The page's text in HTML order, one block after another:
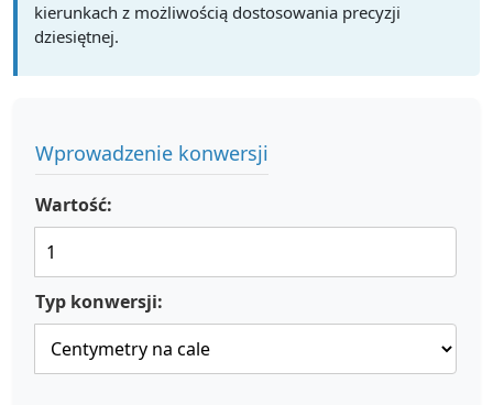
kierunkach z możliwością dostosowania precyzji
dziesiętnej.
Wprowadzenie konwersji
Wartość:
Typ konwersji: